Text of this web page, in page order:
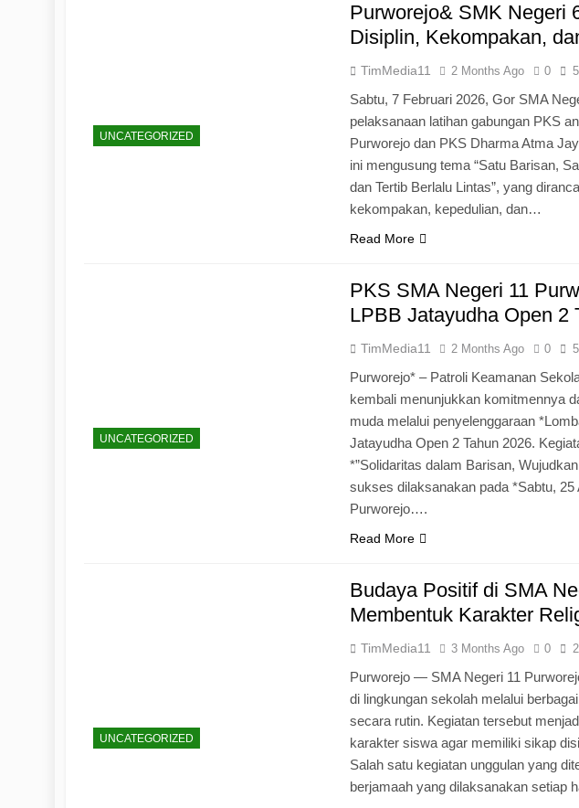
UNCATEGORIZED
Purworejo& SMK Negeri
Disiplin, Kekompakan,
TimMedia11 2 Months Ago 0
Sabtu, 7 Februari 2026, Gor SMA
pelaksanaan latihan gabungan PKS
Purworejo dan PKS Dharma Atma
ini mengusung tema “Satu Barisan,
dan Tertib Berlalu Lintas”, yang
kekompakan, kepedulian, dan…
Read More
UNCATEGORIZED
PKS SMA Negeri 11
LPBB Jatayudha Open 2
TimMedia11 2 Months Ago 0
Purworejo* – Patroli Keamanan
kembali menunjukkan komitmennya
muda melalui penyelenggaraan
Jatayudha Open 2 Tahun 2026.
*”Solidaritas dalam Barisan,
sukses dilaksanakan pada *Sabtu,
Purworejo….
Read More
UNCATEGORIZED
Budaya Positif di SMA
Membentuk Karakter
TimMedia11 3 Months Ago 0
Purworejo — SMA Negeri 11
di lingkungan sekolah melalui
secara rutin. Kegiatan tersebut
karakter siswa agar memiliki sikap
Salah satu kegiatan unggulan yang
berjamaah yang dilaksanakan setiap